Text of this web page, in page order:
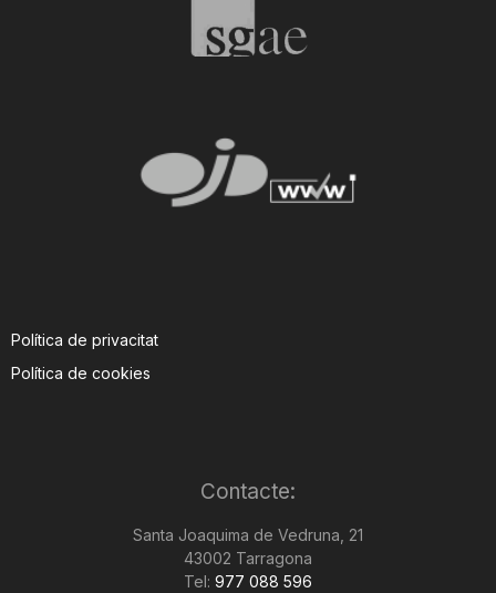
Política de privacitat
Política de cookies
Contacte:
Santa Joaquima de Vedruna, 21
43002 Tarragona
Tel: 977 088 596